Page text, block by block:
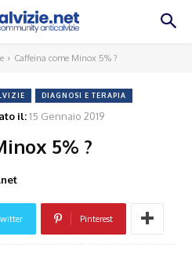
Caffeina come Minox 5% ?
DIAGNOSI E TERAPIA
il:15 Gennaio 2019
5% ?
Pinterest